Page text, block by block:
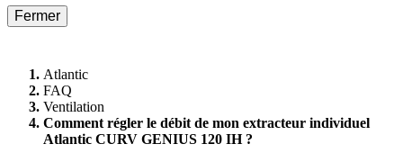
Fermer
Atlantic
FAQ
Ventilation
Comment régler le débit de mon extracteur individuel
Atlantic CURV GENIUS 120 IH ?